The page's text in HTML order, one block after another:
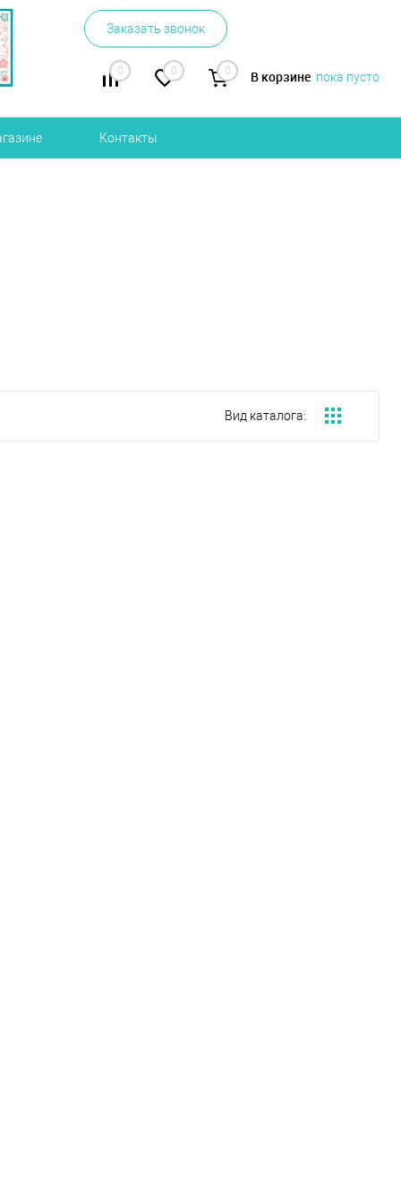
Заказать звонок
0 0 0 В корзине пока пусто
Контакты
Вид каталога: